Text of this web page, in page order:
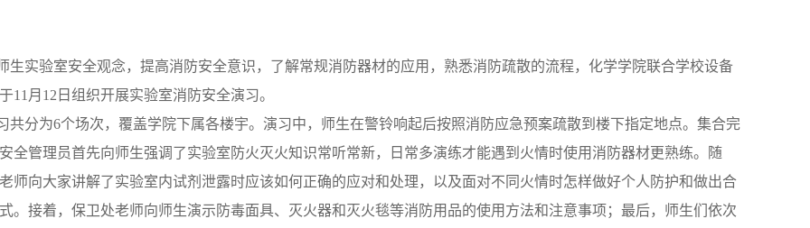
生实验室安全观念，提高消防安全意识，了解常规消防器材的应用，熟悉消防疏散的流程，化学学院联合学校设备
11 月 12 日组织开展实验室消防安全演习。
共分为6个场次，覆盖学院下属各楼宇。演习中，师生在警铃响起后按照消防应急预案疏散到楼下指定地点。集合完
全管理员首先向师生强调了实验室防火灭火知识常听常新，日常多演练才能遇到火情时使用消防器材更熟练。随
师向大家讲解了实验室内试剂泄露时应该如何正确的应对和处理，以及面对不同火情时怎样做好个人防护和做出合
。接着，保卫处老师向师生演示防毒面具、灭火器和灭火毯等消防用品的使用方法和注意事项；最后，师生们依次